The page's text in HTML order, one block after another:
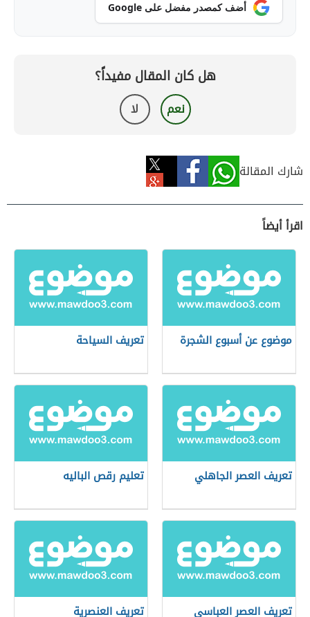
أضف كمصدر مفضل على Google
هل كان المقال مفيداً؟
نعم لا
شارك المقالة
اقرأ أيضاً
موضوع عن أسبوع الشجرة تعريف السياحة
تعريف العصر الجاهلي تعليم رقص الباليه
تعريف العصر العباسي تعريف العنصرية